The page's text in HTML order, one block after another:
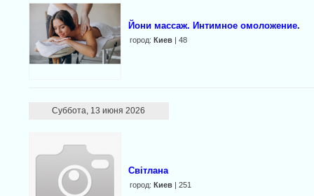
Йони массаж. Интимное омоложение.
город: Киев| 48
Суббота, 13 июня 2026
Світлана
город: Киев| 251